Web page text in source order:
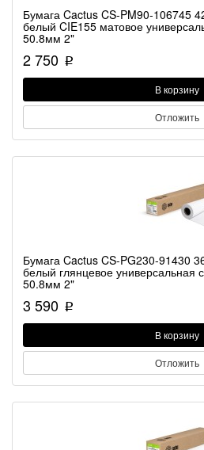
Бумага Cactus CS-PM90-106745
белый CIE155 матовое
50.8мм 2"
2 750 p
В корзину
Отложить
Бумага Cactus CS-PG230-91430
белый глянцевое универсальная
50.8мм 2"
3 590 p
В корзину
Отложить